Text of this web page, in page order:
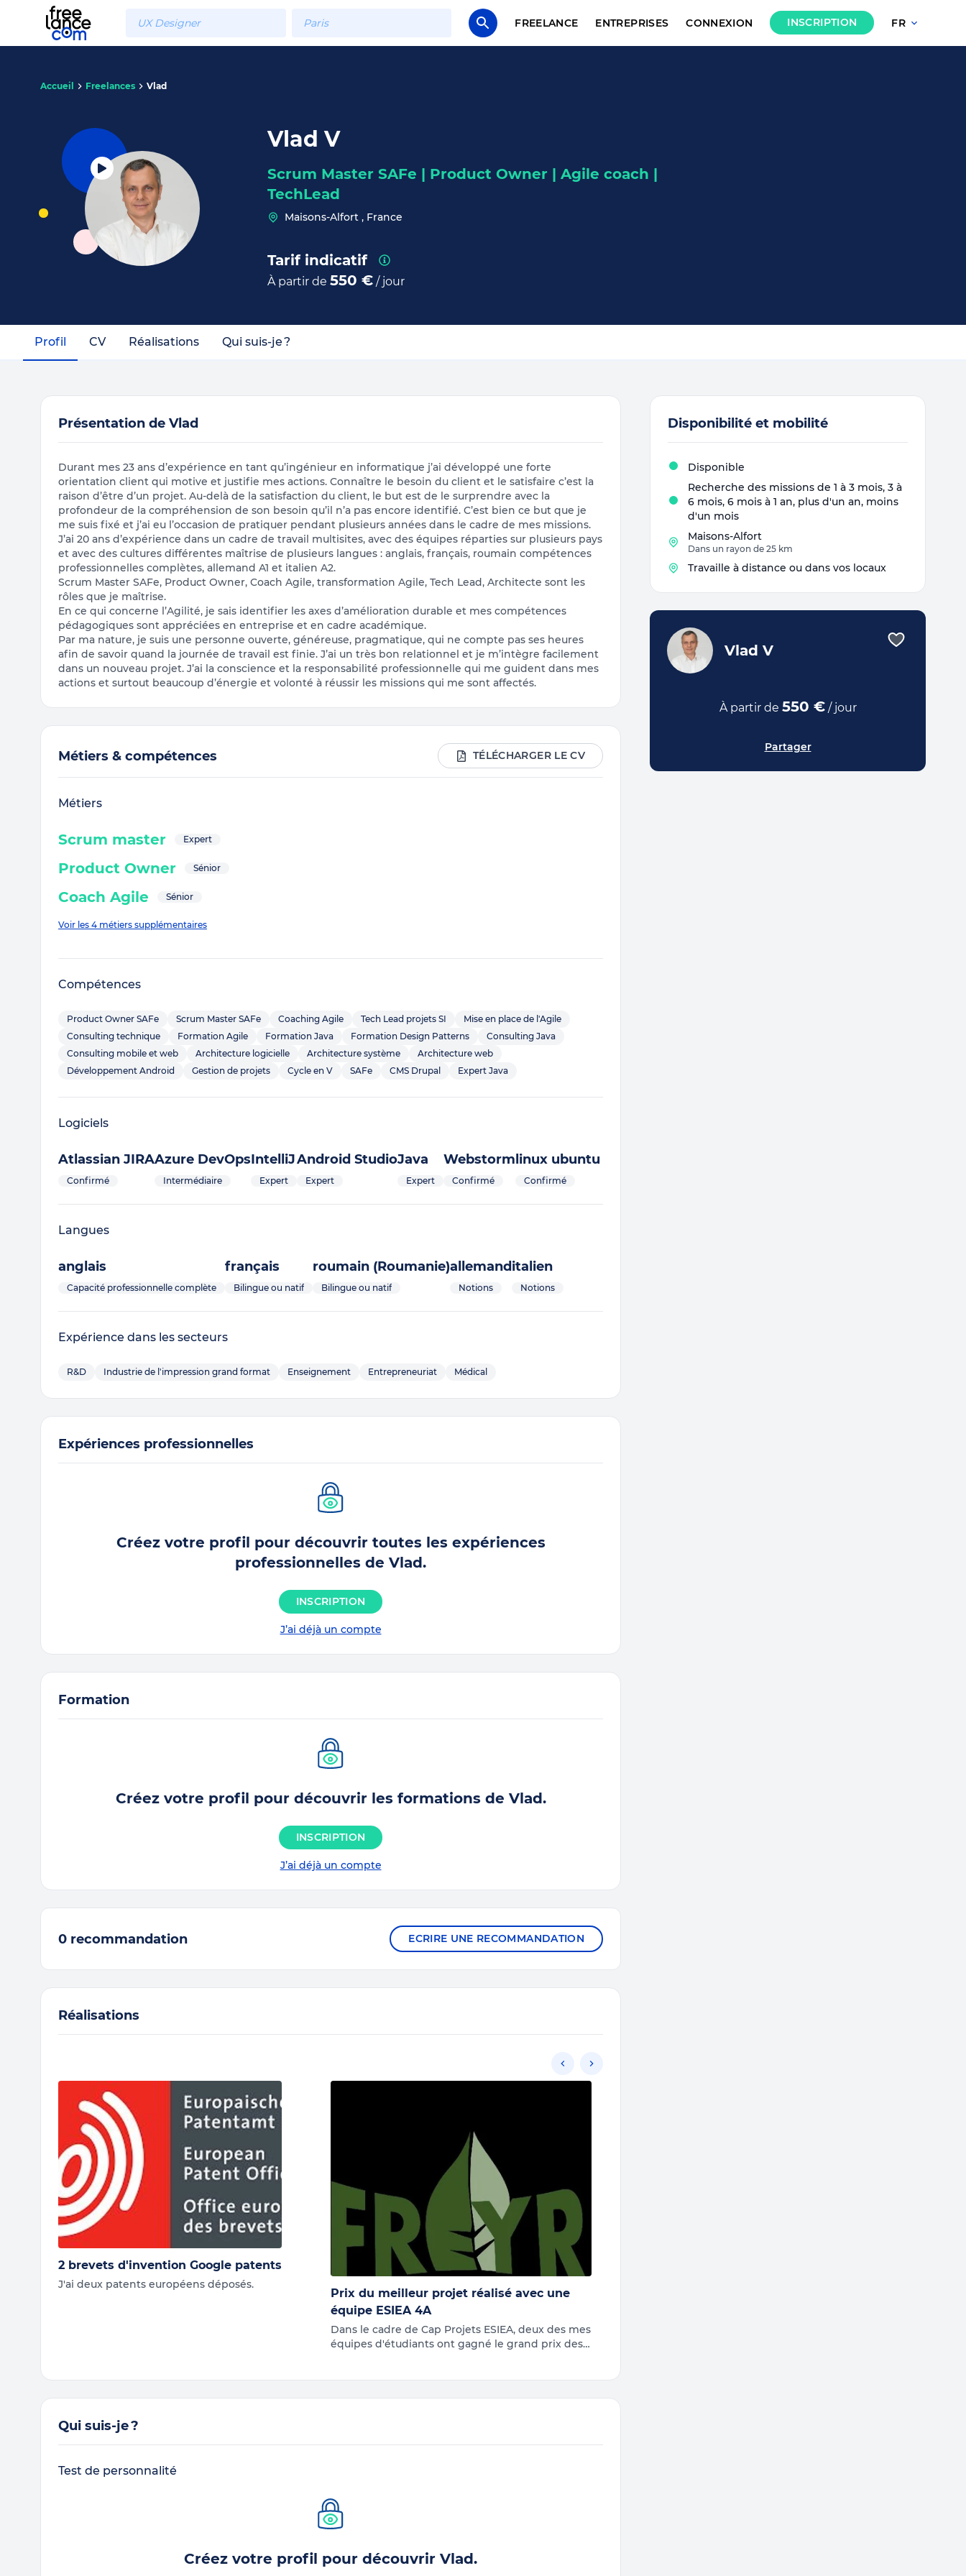
FREELANCE ENTREPRISES CONNEXION INSCRIPTION FR
Accueil Freelances Vlad
Vlad V
Scrum Master SAFe | Product Owner | Agile coach |
TechLead
Maisons-Alfort , France
Tarif indicatif
À partir de 550 € / jour
Profil CV Réalisations Qui suis-je ?
Présentation de Vlad
Durant mes 23 ans d’expérience en tant qu’ingénieur en informatique j’ai développé une forte
orientation client qui motive et justifie mes actions. Connaître le besoin du client et le satisfaire c’est la
raison d’être d’un projet. Au-delà de la satisfaction du client, le but est de le surprendre avec la
profondeur de la compréhension de son besoin qu’il n’a pas encore identifié. C’est bien ce but que je
me suis fixé et j’ai eu l’occasion de pratiquer pendant plusieurs années dans le cadre de mes missions.
J’ai 20 ans d’expérience dans un cadre de travail multisites, avec des équipes réparties sur plusieurs pays
et avec des cultures différentes maîtrise de plusieurs langues : anglais, français, roumain compétences
professionnelles complètes, allemand A1 et italien A2.
Scrum Master SAFe, Product Owner, Coach Agile, transformation Agile, Tech Lead, Architecte sont les
rôles que je maîtrise.
En ce qui concerne l’Agilité, je sais identifier les axes d’amélioration durable et mes compétences
pédagogiques sont appréciées en entreprise et en cadre académique.
Par ma nature, je suis une personne ouverte, généreuse, pragmatique, qui ne compte pas ses heures
afin de savoir quand la journée de travail est finie. J’ai un très bon relationnel et je m’intègre facilement
dans un nouveau projet. J’ai la conscience et la responsabilité professionnelle qui me guident dans mes
actions et surtout beaucoup d’énergie et volonté à réussir les missions qui me sont affectés.
Métiers & compétences TÉLÉCHARGER LE CV
Métiers
Scrum master Expert
Product Owner Sénior
Coach Agile Sénior
Voir les 4 métiers supplémentaires
Compétences
Product Owner SAFe Scrum Master SAFe Coaching Agile Tech Lead projets SI
Mise en place de l'Agile
Consulting technique
Formation Agile Formation Java Formation Design Patterns
Consulting Java
Consulting mobile et web
Architecture logicielle Architecture système
Architecture web
Développement Android
Gestion de projets Cycle en V SAFe CMS Drupal Expert Java
Logiciels
Atlassian JIRA
Confirmé
Azure DevOps
Intermédiaire
IntelliJ
Expert
Android Studio
Expert
Java
Expert
Webstorm
Confirmé
linux ubuntu
Confirmé
Langues
anglais
Capacité professionnelle complète
français
Bilingue ou natif
roumain (Roumanie)
Bilingue ou natif
allemand
Notions
italien
Notions
Expérience dans les secteurs
R&D Industrie de l'impression grand format Enseignement Entrepreneuriat Médical
Expériences professionnelles
Créez votre profil pour découvrir toutes les expériences
professionnelles de Vlad.
INSCRIPTION
J’ai déjà un compte
Formation
Créez votre profil pour découvrir les formations de Vlad.
INSCRIPTION
J’ai déjà un compte
0 recommandation ECRIRE UNE RECOMMANDATION
Réalisations
2 brevets d'invention Google patents
J'ai deux patents européens déposés.
Prix du meilleur projet réalisé avec une
équipe ESIEA 4A
Dans le cadre de Cap Projets ESIEA, deux des mes
équipes d'étudiants ont gagné le grand prix des
l'agriculture dans le but de favoriser le
Mamadou-Moustapha SY et Yan VU QUOCH
Qui suis-je ?
Test de personnalité
Créez votre profil pour découvrir Vlad.
Disponibilité et mobilité
Disponible
Recherche des missions de 1 à 3 mois, 3 à
6 mois, 6 mois à 1 an, plus d'un an, moins
d'un mois
Maisons-Alfort
Dans un rayon de 25 km
Travaille à distance ou dans vos locaux
Vlad V
À partir de 550 €/ jour
Partager